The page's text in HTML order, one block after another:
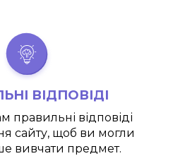
ВІДПОВІДІ
правильні відповіді
сайту, щоб ви могли
вивчати предмет.